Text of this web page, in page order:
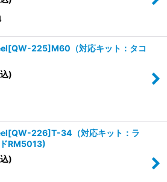
225]M60（対応キット：タコ
)
226]T-34（対応キット：ラ
RM5013)
)